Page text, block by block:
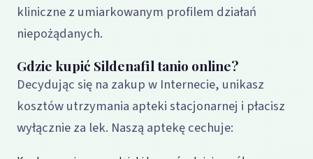
kliniczne z umiarkowanym profilem działań
niepożądanych.
Gdzie kupić Sildenafil tanio online?
Decydując się na zakup w Internecie, unikasz
kosztów utrzymania apteki stacjonarnej i płacisz
wyłącznie za lek. Naszą aptekę cechuje: